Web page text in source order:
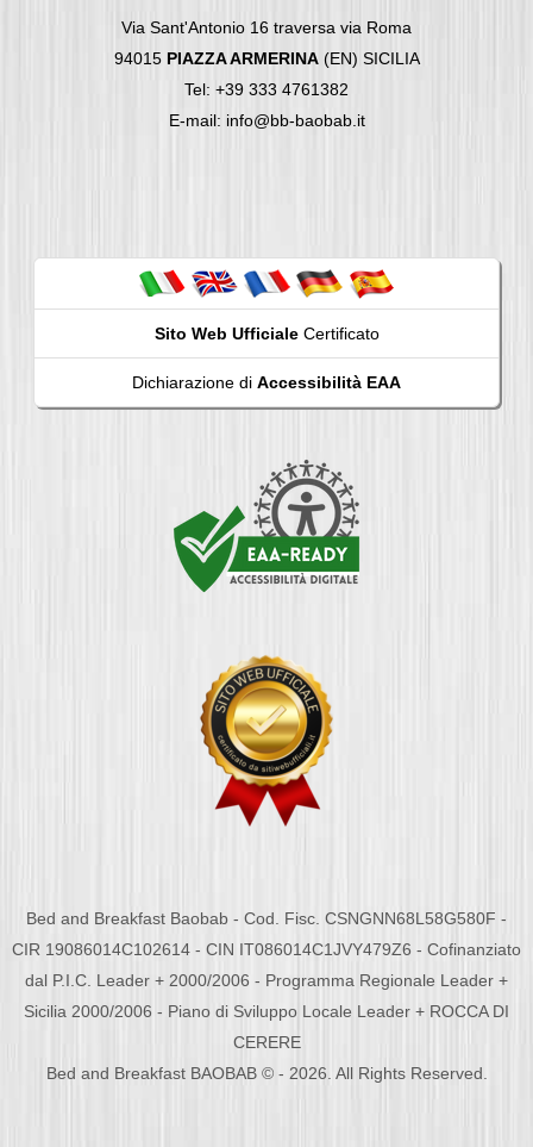
Via Sant'Antonio 16 traversa via Roma
94015 PIAZZA ARMERINA(EN) SICILIA
Tel: +39 333 4761382
E-mail: info@bb-baobab.it
Sito Web UfficialeCertificato
Dichiarazione di Accessibilità EAA
Bed and Breakfast Baobab - Cod. Fisc. CSNGNN68L58G580F -
CIR 19086014C102614 - CIN IT086014C1JVY479Z6 - Cofinanziato
dal P.I.C. Leader + 2000/2006 - Programma Regionale Leader +
Sicilia 2000/2006 - Piano di Sviluppo Locale Leader + ROCCA DI
CERERE
Bed and Breakfast BAOBAB © - 2026. All Rights Reserved.